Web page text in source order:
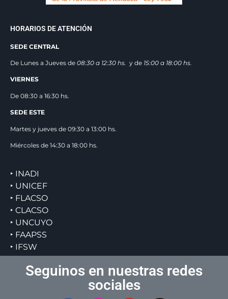
HORARIOS DE ATENCIÓN
SEDE CENTRAL
De Lunes a Jueves de 08:30 a 12:30 hs. y de 15:00 a 18:00 hs.
VIERNES
De 08:30 a 16:30 hs.
SEDE ESTE
Martes y jueves de 09:30 a 13:00 hs.
Miércoles de 14:30 a 18:00 hs.
‣ INADI
‣ UNICEF
‣ FLACSO
‣ CLACSO
‣ UNCUYO
‣ FAAPSS
‣ IFSW
Seguinos en nuestras redes
sociales